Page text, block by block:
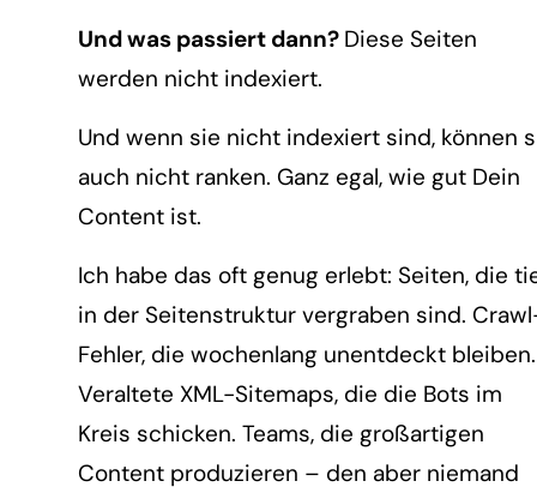
Und was passiert dann? Diese Seiten
werden nicht indexiert.
Und wenn sie nicht indexiert sind, können
auch nicht ranken. Ganz egal, wie gut Dein
Content ist.
Ich habe das oft genug erlebt: Seiten, die
in der Seitenstruktur vergraben sind.
Fehler, die wochenlang unentdeckt bleiben.
Veraltete XML-Sitemaps, die die Bots im
Kreis schicken. Teams, die großartigen
Content produzieren – den aber niemand